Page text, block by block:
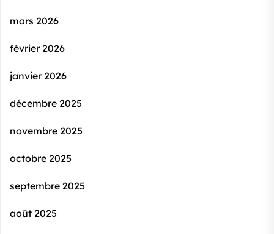
mars 2026
février 2026
janvier 2026
décembre 2025
novembre 2025
octobre 2025
septembre 2025
août 2025